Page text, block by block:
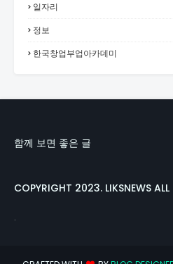
일자리
정보
한국창업부업아카데미
함께 보면 좋은 글
COPYRIGHT 2023. LIKSNEWS ALL
.